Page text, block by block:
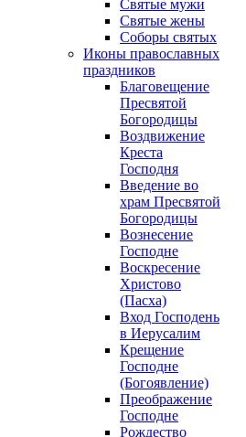
Святые мужи
Святые жены
Соборы святых
Иконы православных
праздников
Благовещение
Пресвятой
Богородицы
Воздвижение
Креста
Господня
Введение во
храм Пресвятой
Богородицы
Вознесение
Господне
Воскресение
Христово
(Пасха)
Вход Господень
в Иерусалим
Крещение
Господне
(Богоявление)
Преображение
Господне
Рождество